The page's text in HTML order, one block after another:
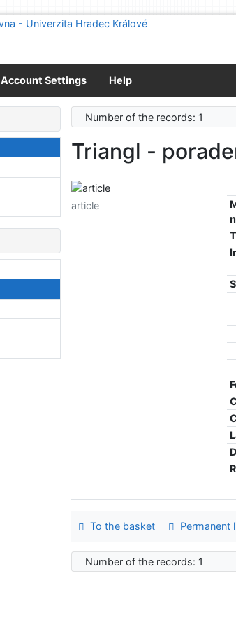
Account Settings Help
Number of the records: 1
Triangl -
article
To the basket Permanent
Number of the records: 1